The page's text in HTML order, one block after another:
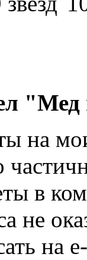
"Мед
на
в
не
на